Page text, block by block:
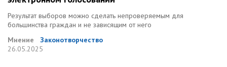
Результат выборов можно сделать непроверяемым для
большинства граждан и не зависящим от него
Мнение
Законотворчество
26.05.2025